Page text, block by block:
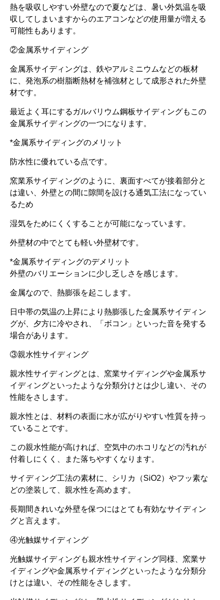
熱を吸収しやすい外壁なので夏などは、暑い外気温を吸
収してしまいますからのエアコンなどの使用量が増える
可能性もあります。
②金属系サイディング
金属系サイディングは、鉄やアルミニウムなどの板材
に、発泡系の樹脂断熱材を補強材として成形された外壁
材です。
最近よく耳にするガルバリウム鋼板サイディングもこの
金属系サイディングの一つになります。
*金属系サイディングのメリット
防水性に優れている点です。
窯業系サイディングのように、裏面すべてが接着部分と
は違い、外壁との間に隙間を設ける通気工法になってい
るため
湿気をためにくくすることが可能になっています。
外壁材の中でとても軽い外壁材です。
*金属系サイディングのデメリット
外壁のバリエーションに少し乏しさを感じます。
金属なので、熱膨張を起こします。
日中帯の気温の上昇により熱膨張した金属系サイディン
グが、夕方に冷やされ、「ボコン」といった音を発する
場合があります。
③親水性サイディング
親水性サイディングとは、窯業サイディングや金属系サ
イディングといったような分類分けとは少し違い、その
性能をさします。
親水性とは、材料の表面に水が広がりやすい性質を持っ
ていることです。
この親水性能が高ければ、空気中のホコリなどの汚れが
付着しにくく、また落ちやすくなります。
サイディング工法の素材に、シリカ（SiO2）やフッ素な
どの塗装して、親水性を高めます。
長期間きれいな外壁を保つにはとても有効なサイディン
グと言えます。
④光触媒サイディング
光触媒サイディングも親水性サイディング同様、窯業サ
イディングや金属系サイディングといったような分類分
けとは違い、その性能をさします。